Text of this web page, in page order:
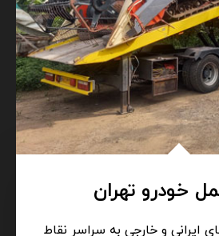
ایرانی و خارجی به سراسر نقاط